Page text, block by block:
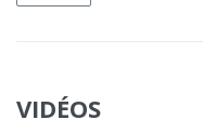
VIDÉOS